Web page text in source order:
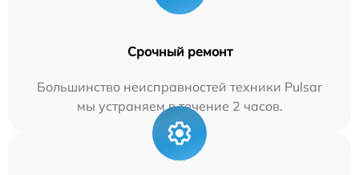
Срочный ремонт
Большинство неисправностей техники Pulsar
мы устраняем в течение 2 часов.